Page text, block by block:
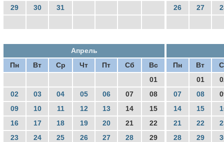
29
30 31
26
27
Апрель
Пн
Вт Ср Чт Пт Сб
Вс
01
02
03 04 05 06 07
08
09
10 11 12 13 14
15
16
17 18 19 20 21
22
23
24 25 26 27 28
29
Пн Вт
01
07
08
14
15
21
22
28
29